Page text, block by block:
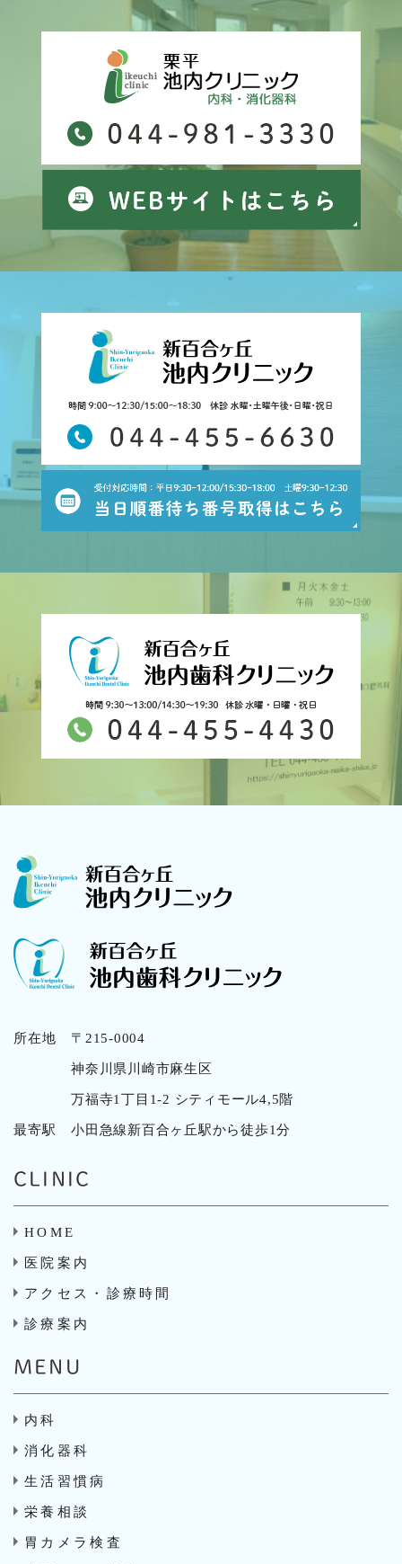
所在地 〒215-0004
神奈川県川崎市麻生区
万福寺1丁目1-2 シティモール4,5階
最寄駅 小田急線新百合ヶ丘駅から徒歩1分
CLINIC
HOME
医院案内
アクセス・診療時間
診療案内
MENU
内科
消化器科
生活習慣病
栄養相談
胃カメラ検査